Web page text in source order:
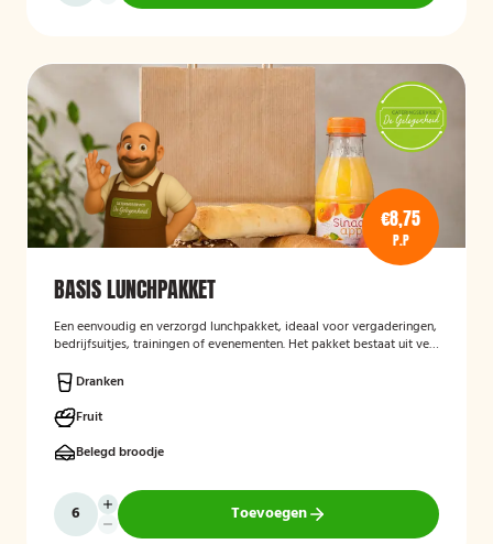
€8,75
P.P
BASIS LUNCHPAKKET
Een eenvoudig en verzorgd lunchpakket, ideaal voor vergaderingen,
bedrijfsuitjes, trainingen of evenementen. Het pakket bestaat uit vers
lunch voor onderweg of op locatie.
Dranken
Fruit
Belegd broodje
Toevoegen